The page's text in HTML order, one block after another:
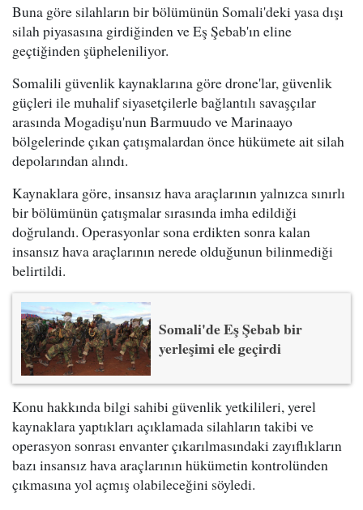
Buna göre silahların bir bölümünün Somali'deki yasa dışı
silah piyasasına girdiğinden ve Eş Şebab'ın eline
geçtiğinden şüpheleniliyor.
Somalili güvenlik kaynaklarına göre drone'lar, güvenlik
güçleri ile muhalif siyasetçilerle bağlantılı savaşçılar
arasında Mogadişu'nun Barmuudo ve Marinaayo
bölgelerinde çıkan çatışmalardan önce hükümete ait silah
depolarından alındı.
Kaynaklara göre, insansız hava araçlarının yalnızca sınırlı
bir bölümünün çatışmalar sırasında imha edildiği
doğrulandı. Operasyonlar sona erdikten sonra kalan
insansız hava araçlarının nerede olduğunun bilinmediği
belirtildi.
Somali'de Eş Şebab bir
yerleşimi ele geçirdi
Konu hakkında bilgi sahibi güvenlik yetkilileri, yerel
kaynaklara yaptıkları açıklamada silahların takibi ve
operasyon sonrası envanter çıkarılmasındaki zayıflıkların
bazı insansız hava araçlarının hükümetin kontrolünden
çıkmasına yol açmış olabileceğini söyledi.